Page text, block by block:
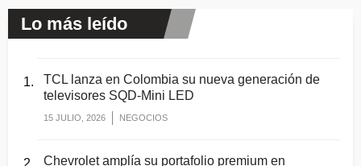
Lo más leído
TCL lanza en Colombia su nueva generación de
televisores SQD-Mini LED
15 JULIO, 2026 NEGOCIOS
Chevrolet amplía su portafolio premium en